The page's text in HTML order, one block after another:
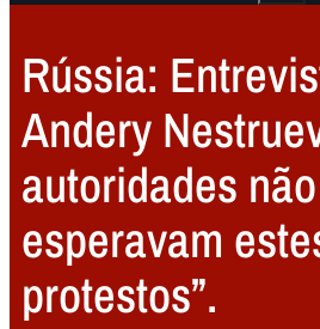
Rússia:
Andery
autoridades não
esperavam
protestos”.